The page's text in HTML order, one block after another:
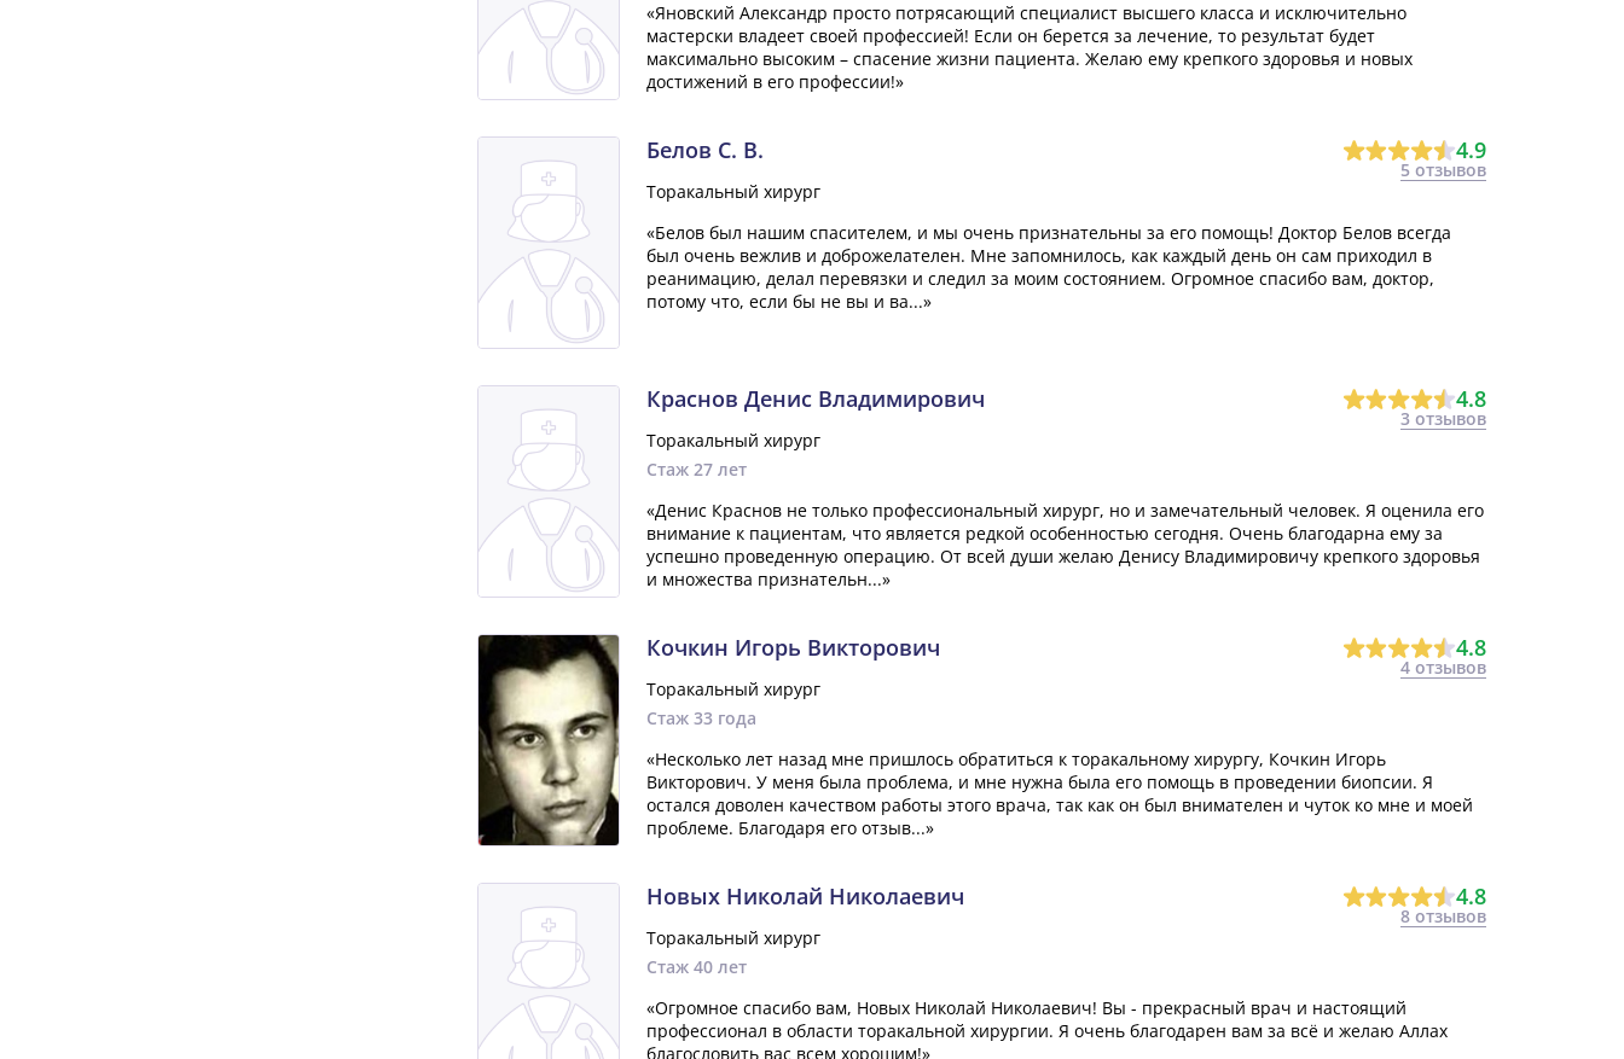
«Яновский Александр просто потрясающий специалист высшего класса и исключительно
мастерски владеет своей профессией! Если он берется за лечение, то результат будет
максимально высоким – спасение жизни пациента. Желаю ему крепкого здоровья и новых
достижений в его профессии!»
Белов С. В. 4.9
5 отзывов
Торакальный хирург
«Белов был нашим спасителем, и мы очень признательны за его помощь! Доктор Белов всегда
был очень вежлив и доброжелателен. Мне запомнилось, как каждый день он сам приходил в
реанимацию, делал перевязки и следил за моим состоянием. Огромное спасибо вам, доктор,
потому что, если бы не вы и ва...»
Краснов Денис Владимирович 4.8
3 отзывов
Торакальный хирург
Стаж 27 лет
«Денис Краснов не только профессиональный хирург, но и замечательный человек. Я оценила его
внимание к пациентам, что является редкой особенностью сегодня. Очень благодарна ему за
успешно проведенную операцию. От всей души желаю Денису Владимировичу крепкого здоровья
и множества признательн...»
Кочкин Игорь Викторович 4.8
4 отзывов
Торакальный хирург
Стаж 33 года
«Несколько лет назад мне пришлось обратиться к торакальному хирургу, Кочкин Игорь
Викторович. У меня была проблема, и мне нужна была его помощь в проведении биопсии. Я
остался доволен качеством работы этого врача, так как он был внимателен и чуток ко мне и моей
проблеме. Благодаря его отзыв...»
Новых Николай Николаевич 4.8
8 отзывов
Торакальный хирург
Стаж 40 лет
«Огромное спасибо вам, Новых Николай Николаевич! Вы - прекрасный врач и настоящий
профессионал в области торакальной хирургии. Я очень благодарен вам за всё и желаю Аллах
благословить вас всем хорошим!»